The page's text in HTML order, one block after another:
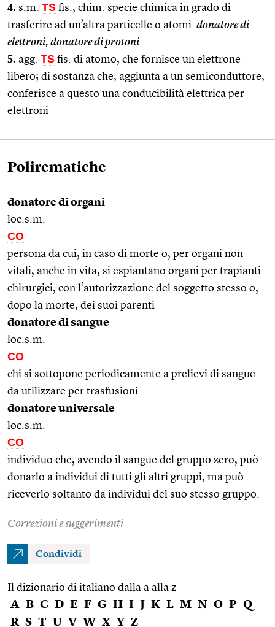
4. s.m. TS fis., chim. specie chimica in grado di
trasferire ad un’altra particelle o atomi: donatore di
elettroni, donatore di protoni
5. agg. TS fis. di atomo, che fornisce un elettrone
libero; di sostanza che, aggiunta a un semiconduttore,
conferisce a questo una conducibilità elettrica per
elettroni
Polirematiche
donatore di organi
loc.s.m.
CO
persona da cui, in caso di morte o, per organi non
vitali, anche in vita, si espiantano organi per trapianti
chirurgici, con l’autorizzazione del soggetto stesso o,
dopo la morte, dei suoi parenti
donatore di sangue
loc.s.m.
CO
chi si sottopone periodicamente a prelievi di sangue
da utilizzare per trasfusioni
donatore universale
loc.s.m.
CO
individuo che, avendo il sangue del gruppo zero, può
donarlo a individui di tutti gli altri gruppi, ma può
riceverlo soltanto da individui del suo stesso gruppo.
Correzioni e suggerimenti
Condividi
Il dizionario di italiano dalla a alla z
A B C D E F G H I J K L M N O P Q
R S T U V W X Y Z